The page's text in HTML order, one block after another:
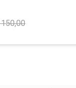
150,00